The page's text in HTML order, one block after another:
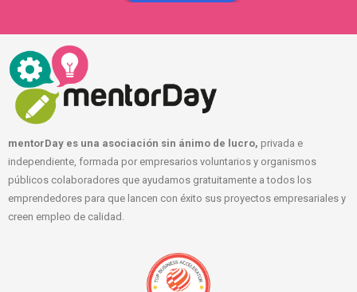
mentorDay es una asociación sin ánimo de lucro, privada e
independiente, formada por empresarios voluntarios y organismos
públicos colaboradores que ayudamos gratuitamente a todos los
emprendedores para que lancen con éxito sus proyectos empresariales y
creen empleo de calidad.